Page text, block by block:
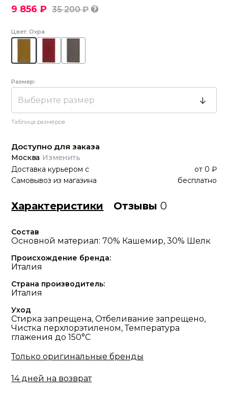
9 856 ₽ 35 200 ₽
Цвет: Охра
Размер:
Выберите размер
Таблица размеров
Доступно для заказа
Москва Изменить
Доставка курьером с от 0 ₽
Самовывоз из магазина
бесплатно
Характеристики Отзывы0
Состав
Основной материал: 70% Кашемир, 30% Шелк
Происхождение бренда:
Италия
Страна производитель:
Италия
Уход
Стирка запрещена, Отбеливание запрещено,
Чистка перхлорэтиленом, Температура
глажения до 150°С
Только оригинальные бренды
14 дней на возврат